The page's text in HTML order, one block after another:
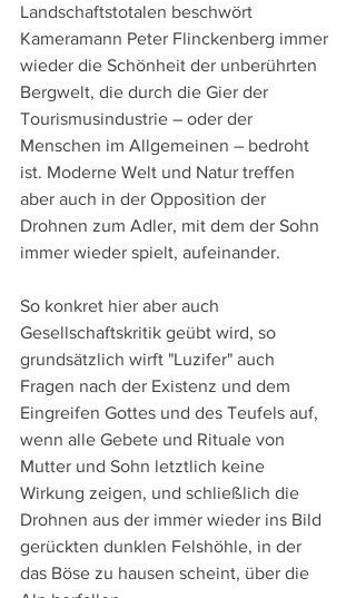
Landschaftstotalen beschwört
Kameramann Peter Flinckenberg immer
wieder die Schönheit der unberührten
Bergwelt, die durch die Gier der
Tourismusindustrie – oder der
Menschen im Allgemeinen – bedroht
ist. Moderne Welt und Natur treffen
aber auch in der Opposition der
Drohnen zum Adler, mit dem der Sohn
immer wieder spielt, aufeinander.
So konkret hier aber auch
Gesellschaftskritik geübt wird, so
grundsätzlich wirft "Luzifer" auch
Fragen nach der Existenz und dem
Eingreifen Gottes und des Teufels auf,
wenn alle Gebete und Rituale von
Mutter und Sohn letztlich keine
Wirkung zeigen, und schließlich die
Drohnen aus der immer wieder ins Bild
gerückten dunklen Felshöhle, in der
das Böse zu hausen scheint, über die